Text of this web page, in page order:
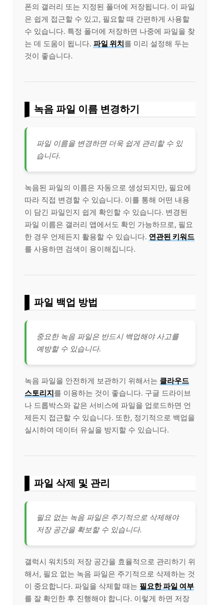
폰의 갤러리 또는 지정된 폴더에 저장됩니다. 이 파일
은 쉽게 접근할 수 있고, 필요할 때 간편하게 사용할
수 있습니다. 특정 폴더에 저장하면 나중에 파일을 찾
는 데 도움이 됩니다. 파일 위치를 미리 설정해 두는
것이 좋습니다.
녹음 파일 이름 변경하기
파일 이름을 변경하면 더욱 쉽게 관리할 수 있
습니다.
녹음된 파일의 이름은 자동으로 생성되지만, 필요에
따라 직접 변경할 수 있습니다. 이를 통해 어떤 내용
이 담긴 파일인지 쉽게 확인할 수 있습니다. 변경된
파일 이름은 갤러리 앱에서도 확인 가능하므로, 필요
한 경우 언제든지 활용할 수 있습니다. 연관된 키워드
를 사용하면 검색이 용이해집니다.
파일 백업 방법
중요한 녹음 파일은 반드시 백업해야 사고를
예방할 수 있습니다.
녹음 파일을 안전하게 보관하기 위해서는 클라우드
스토리지를 이용하는 것이 좋습니다. 구글 드라이브
나 드롭박스와 같은 서비스에 파일을 업로드하면 언
제든지 접근할 수 있습니다. 또한, 정기적으로 백업을
실시하여 데이터 유실을 방지할 수 있습니다.
파일 삭제 및 관리
필요 없는 녹음 파일은 주기적으로 삭제해야
저장 공간을 확보할 수 있습니다.
갤럭시 워치5의 저장 공간을 효율적으로 관리하기 위
해서, 필요 없는 녹음 파일은 주기적으로 삭제하는 것
이 중요합니다. 파일을 삭제할 때는 필요한 파일 여부
를 잘 확인한 후 진행해야 합니다. 이렇게 하면 저장